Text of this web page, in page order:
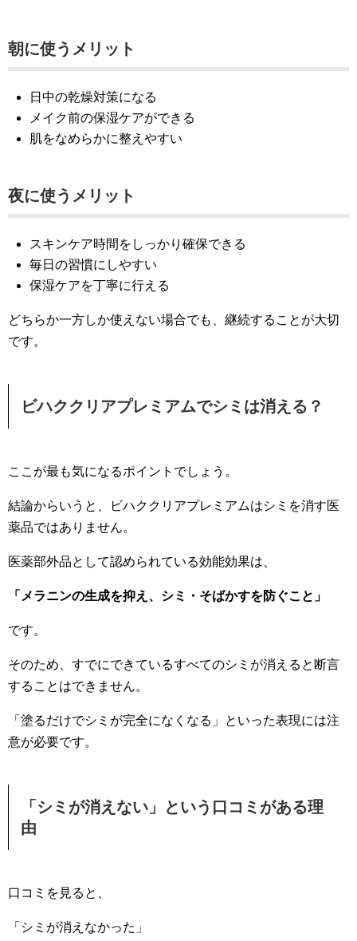
朝に使うメリット
日中の乾燥対策になる
メイク前の保湿ケアができる
肌をなめらかに整えやすい
夜に使うメリット
スキンケア時間をしっかり確保できる
毎日の習慣にしやすい
保湿ケアを丁寧に行える
どちらか一方しか使えない場合でも、継続することが大切
です。
ビハククリアプレミアムでシミは消える？
ここが最も気になるポイントでしょう。
結論からいうと、ビハククリアプレミアムはシミを消す医
薬品ではありません。
医薬部外品として認められている効能効果は、
「メラニンの生成を抑え、シミ・そばかすを防ぐこと」
です。
そのため、すでにできているすべてのシミが消えると断言
することはできません。
「塗るだけでシミが完全になくなる」といった表現には注
意が必要です。
「シミが消えない」という口コミがある理
由
口コミを見ると、
「シミが消えなかった」